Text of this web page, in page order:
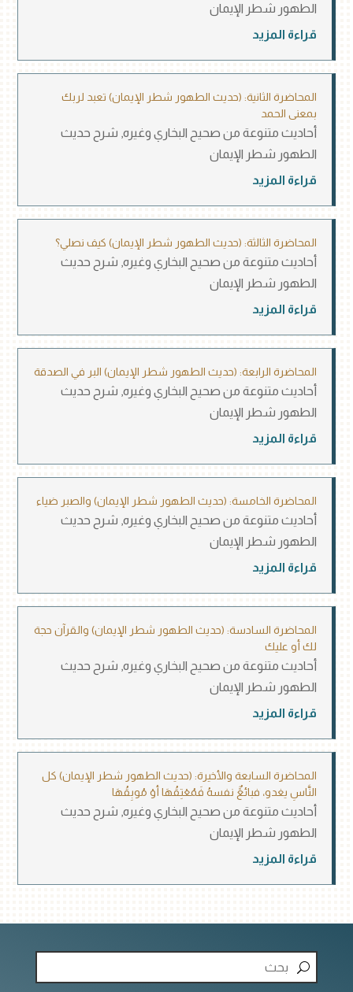
الطهور شطر الإيمان
قراءة المزيد
المحاضرة الثانية: (حديث الطهور شطر الإيمان) تعبد لربك
بمعنى الحمد
أحاديث متنوعة من صحيح البخاري وغيره شرح حديث
الطهور شطر الإيمان
قراءة المزيد
المحاضرة الثالثة: (حديث الطهور شطر الإيمان) كيف نصلي؟
أحاديث متنوعة من صحيح البخاري وغيره شرح حديث
الطهور شطر الإيمان
قراءة المزيد
المحاضرة الرابعة: (حديث الطهور شطر الإيمان) البر في الصدقة
أحاديث متنوعة من صحيح البخاري وغيره شرح حديث
الطهور شطر الإيمان
قراءة المزيد
المحاضرة الخامسة: (حديث الطهور شطر الإيمان) والصبر ضياء
أحاديث متنوعة من صحيح البخاري وغيره شرح حديث
الطهور شطر الإيمان
قراءة المزيد
المحاضرة السادسة: (حديث الطهور شطر الإيمان) والقرآن حجة
لك أو عليك
أحاديث متنوعة من صحيح البخاري وغيره شرح حديث
الطهور شطر الإيمان
قراءة المزيد
المحاضرة السابعة والأخيرة: (حديث الطهور شطر الإيمان) كل
النَّاسِ يغدو، فبائعًٌ نفسهُ فَمُعْتِقُهَا أوْ مُوبِقُهَا
أحاديث متنوعة من صحيح البخاري وغيره شرح حديث
الطهور شطر الإيمان
قراءة المزيد